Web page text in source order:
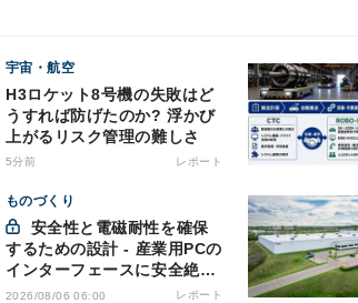
宇宙・航空
H3ロケット8号機の失敗はど
うすれば防げたのか? 浮かび
上がるリスク管理の難しさ
5分前 レポート
ものづくり
するための設計 - 産業用PCの
インターフェースに安全絶縁
を適用する
2026/08/06 06:00 レポート